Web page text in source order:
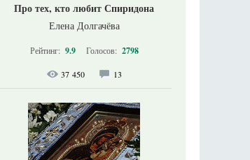
Про тех, кто любит Спиридона
Елена Долгачёва
Рейтинг: 9.9 Голосов: 2798
37 450 13